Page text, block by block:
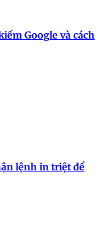
Google và cách
lệnh in triệt để